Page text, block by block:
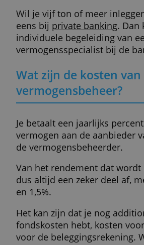
Voor wie is
bedoeld?
Vermogensbeheer is in
voor iedereen die wil
persoonlijk spaardoel.
zijn, een studie, een
eerder stoppen met
Het kan ook zijn dat je je
maar in stand wilt
wilt halen.
Je geld staat niet